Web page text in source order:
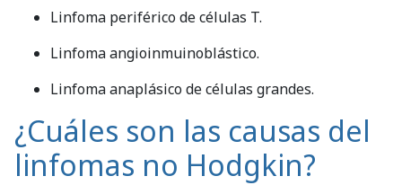
Linfoma periférico de células T.
Linfoma angioinmuinoblástico.
Linfoma anaplásico de células grandes.
¿Cuáles son las causas del
linfomas no Hodgkin?